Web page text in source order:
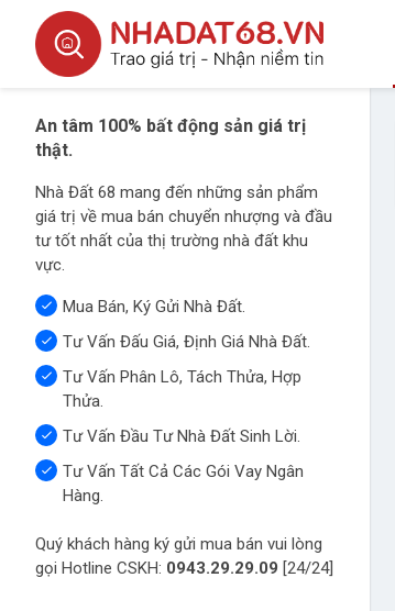
An tâm 100% bất động sản giá trị
thật.
Nhà Đất 68 mang đến những sản phẩm
giá trị về mua bán chuyển nhượng và đầu
tư tốt nhất của thị trường nhà đất khu
vực.
Mua Bán, Ký Gửi Nhà Đất.
Tư Vấn Đấu Giá, Định Giá Nhà Đất.
Tư Vấn Phân Lô, Tách Thửa, Hợp
Thửa.
Tư Vấn Đầu Tư Nhà Đất Sinh Lời.
Tư Vấn Tất Cả Các Gói Vay Ngân
Hàng.
Quý khách hàng ký gửi mua bán vui lòng
gọi Hotline CSKH: 0943.29.29.09 [24/24]